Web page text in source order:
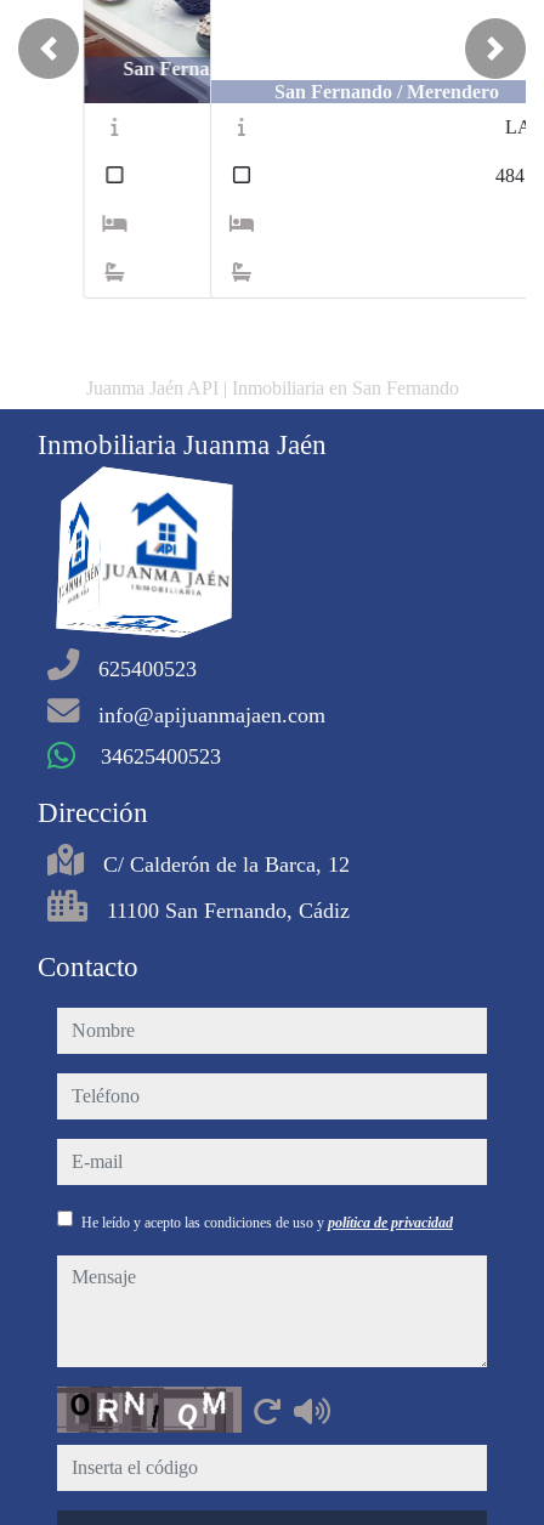
San Fernando / Merendero
Previous Next
Juanma Jaén API | Inmobiliaria en San Fernando
Inmobiliaria Juanma Jaén
625400523
info@apijuanmajaen.com
34625400523
Dirección
C/ Calderón de la Barca, 12
11100 San Fernando, Cádiz
Contacto
nombre
teléfono
e-mail
He leído y acepto las condiciones de uso y política de privacidad
mensaje
Captcha